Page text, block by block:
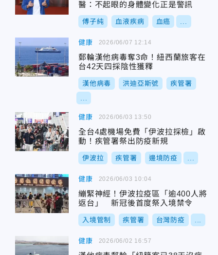
醫：不起眼的身體變化正是警訊
傅子純 血液疾病 血癌
健康
郵輪漢他病毒奪3命！紐西蘭旅客在
台42天四採陰性獲釋
漢他病毒 洪迪亞斯號 疾管署
2026/06/07 12:14
健康
全台4處機場免費「伊波拉採檢」啟
動！疾管署祭出防疫新規
伊波拉 疾管署 邊境防疫
2026/06/03 13:50
健康
繃緊神經！伊波拉疫區「逾400人將
返台」 新冠後首度祭入境禁令
入境管制 疾管署 台灣防疫
2026/06/03 10:04
健康 2026/06/02 16:57